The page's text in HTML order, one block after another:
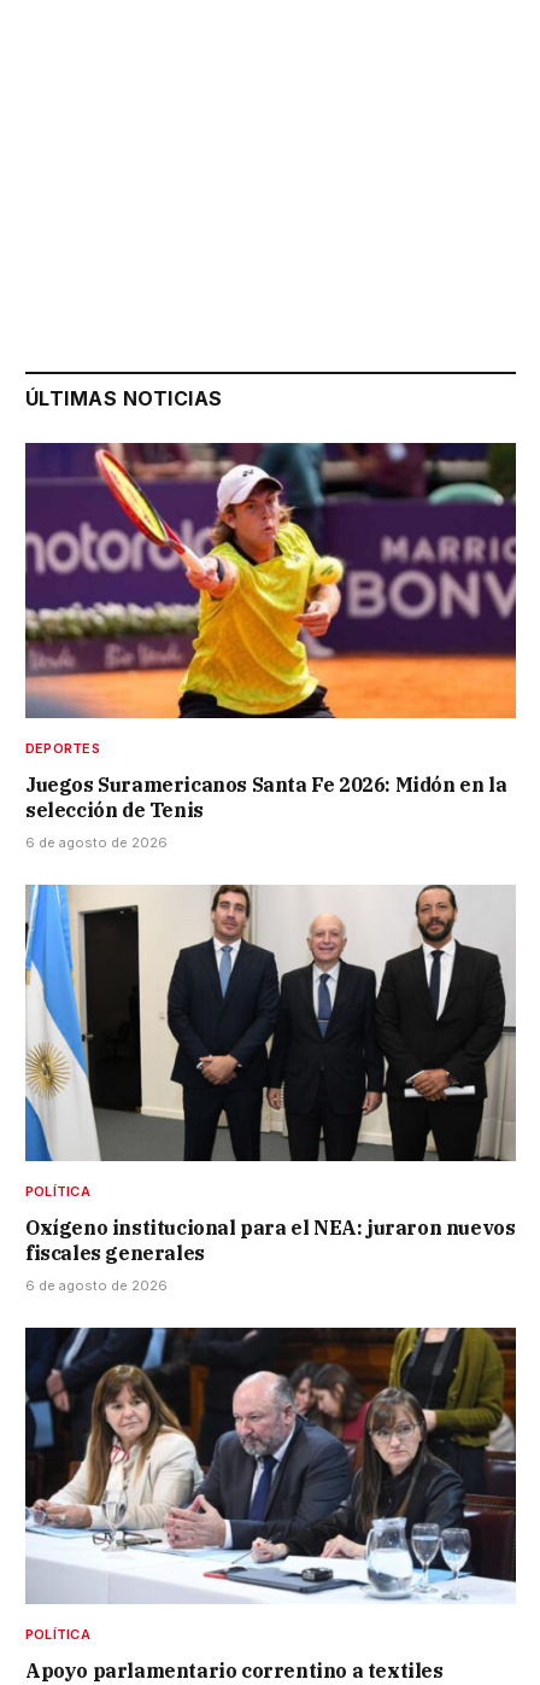
ÚLTIMAS NOTICIAS
DEPORTES
Juegos Suramericanos Santa Fe 2026: Midón en la
selección de Tenis
6 de agosto de 2026
POLÍTICA
Oxígeno institucional para el NEA: juraron nuevos
fiscales generales
6 de agosto de 2026
POLÍTICA
Apoyo parlamentario correntino a textiles